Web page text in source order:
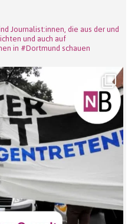
Journalist:innen, die aus der und
und auch auf
in #Dortmund schauen